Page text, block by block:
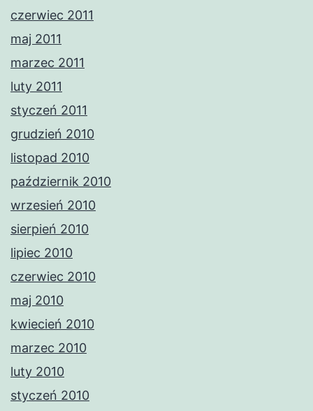
czerwiec 2011
maj 2011
marzec 2011
luty 2011
styczeń 2011
grudzień 2010
listopad 2010
październik 2010
wrzesień 2010
sierpień 2010
lipiec 2010
czerwiec 2010
maj 2010
kwiecień 2010
marzec 2010
luty 2010
styczeń 2010